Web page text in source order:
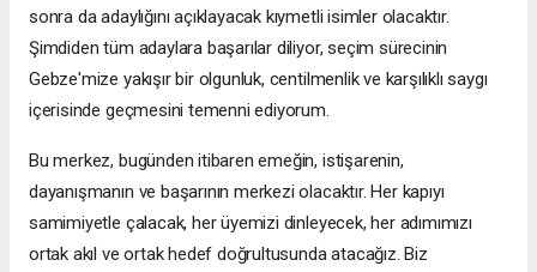
sonra da adaylığını açıklayacak kıymetli isimler olacaktır.
Şimdiden tüm adaylara başarılar diliyor, seçim sürecinin
Gebze'mize yakışır bir olgunluk, centilmenlik ve karşılıklı saygı
içerisinde geçmesini temenni ediyorum.
Bu merkez, bugünden itibaren emeğin, istişarenin,
dayanışmanın ve başarının merkezi olacaktır. Her kapıyı
samimiyetle çalacak, her üyemizi dinleyecek, her adımımızı
ortak akıl ve ortak hedef doğrultusunda atacağız. Biz